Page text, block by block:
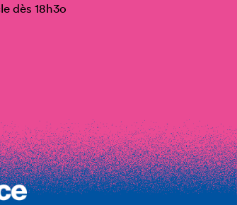
dès 18h3o